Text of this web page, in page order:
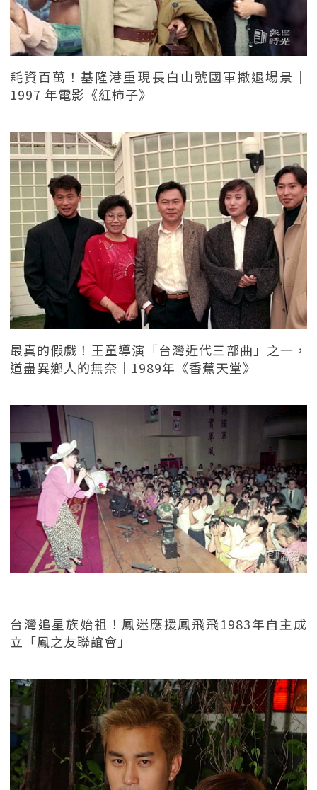
耗資百萬！基隆港重現長白山號國軍撤退場景｜
1997 年電影《紅柿子》
最真的假戲！王童導演「台灣近代三部曲」之一，
道盡異鄉人的無奈｜1989年《香蕉天堂》
台灣追星族始祖！鳳迷應援鳳飛飛1983年自主成
立「鳳之友聯誼會」